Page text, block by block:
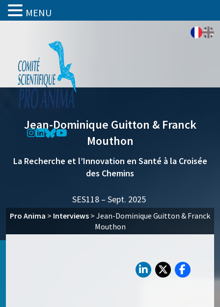
Jean-Dominique Guitton & Franck
Mouthon
La Recherche et l’Innovation en Santé à la Croisée
des Chemins
SES118 – Sept. 2025
Pro Anima > Interviews > Jean-Dominique Guitton & Franck
Mouthon
MENU